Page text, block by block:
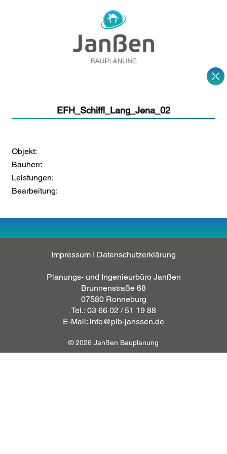
EFH_Schiffl_Lang_Jena_02
Objekt:
Bauherr:
Leistungen:
Bearbeitung:
Impressum I Datenschutzerklärung
Planungs- und Ingenieurbüro Janßen
Brunnenstraße 68
07580 Ronneburg
Tel.: 03 66 02 / 51 19 88
E-Mail: info@pib-janssen.de
© 2026 Janßen Bauplanung